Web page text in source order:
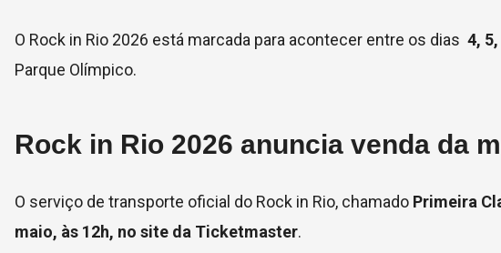
O Rock in Rio 2026 está marcada para acontecer entre os dias 4,
Parque Olímpico.
Rock in Rio 2026 anuncia venda da
O serviço de transporte oficial do Rock in Rio, chamado Primeira
maio, às 12h, no site da Ticketmaster.